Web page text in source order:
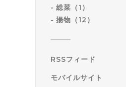
総菜（1）
揚物（12）
RSSフィード
モバイルサイト